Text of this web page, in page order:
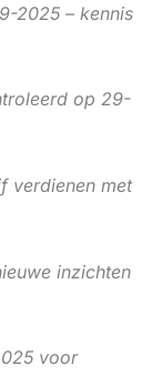
2025 – kennis
op 29-
verdienen met
inzichten
voor